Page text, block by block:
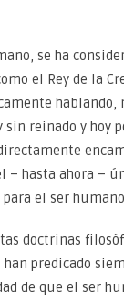
se ha
el Rey de la
hablando,
reinado y hoy
– hasta ahora –
el ser
doctrinas
predicado
de que el ser